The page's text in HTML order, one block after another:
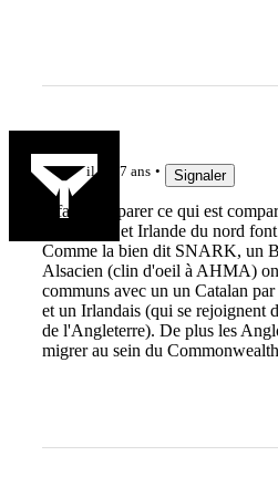
il y a 7 ans Signaler
Il faut comparer ce qui est
Angleterre et Irlande du nord
Comme la bien dit SNARK, un
Alsacien (clin d'oeil à AHMA)
communs avec un un Catalan
et un Irlandais (qui se rejoignent
de l'Angleterre). De plus les
migrer au sein du